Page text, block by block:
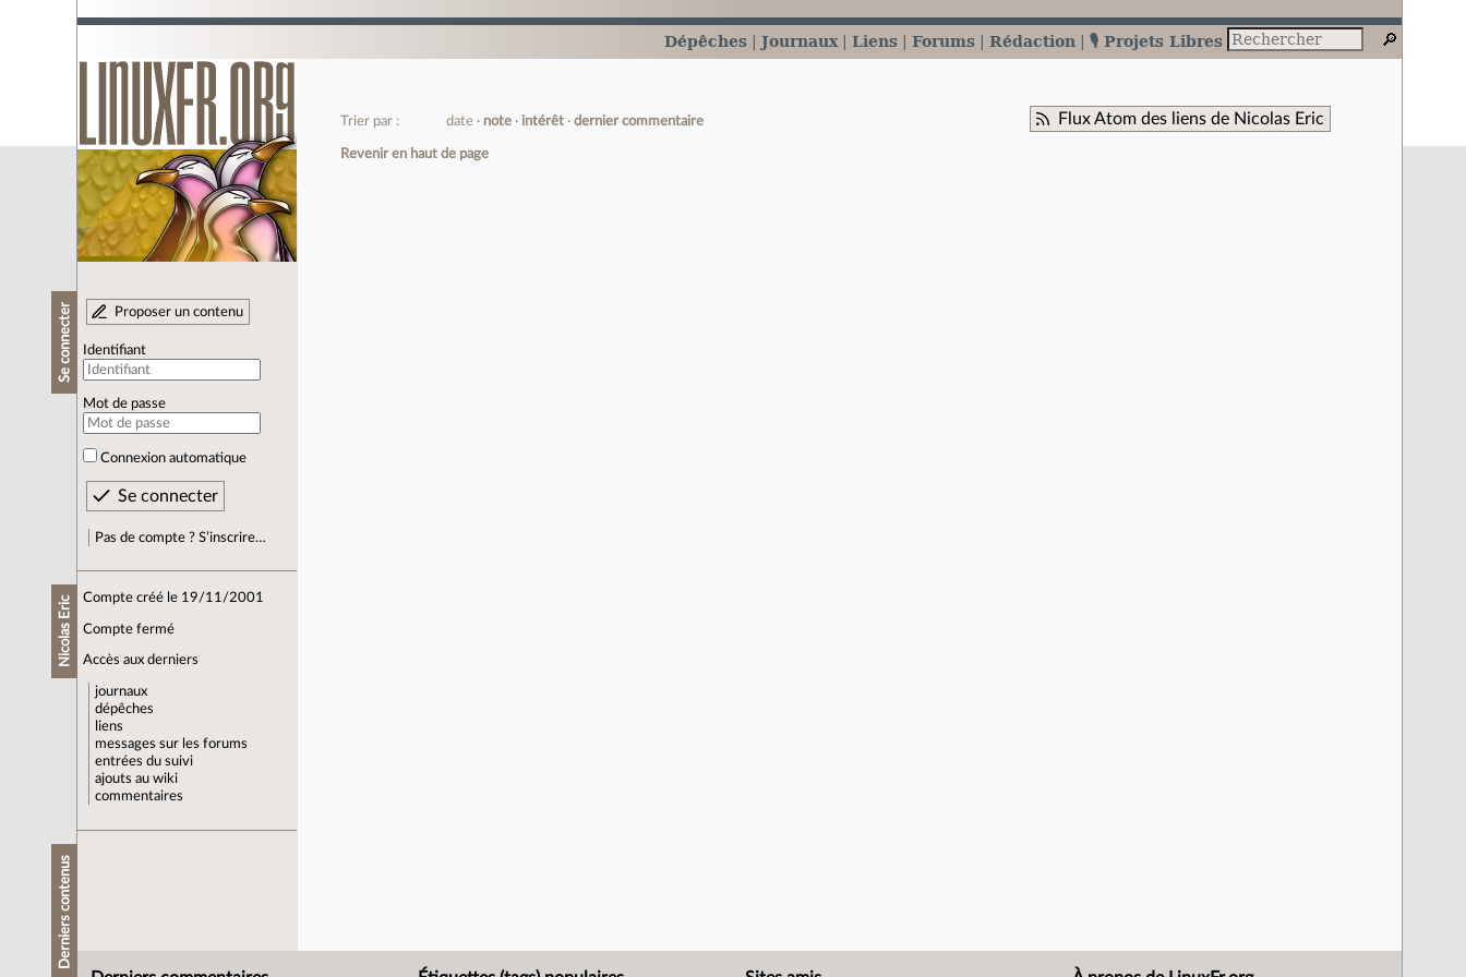
Dépêches Journaux Liens Forums Rédaction 🎙️ Projets Libres
Se connecter Proposer un contenu
Identifiant
Mot de passe
Connexion automatique
Pas de compte ? S’inscrire…
Nicolas Eric Compte créé le 19/11/2001
Compte fermé
Accès aux derniers
journaux
dépêches
liens
messages sur les forums
entrées du suivi
ajouts au wiki
commentaires
Derniers contenus
Flux Atom des liens de Nicolas Eric
Trier par : date note intérêt dernier commentaire
Revenir en haut de page